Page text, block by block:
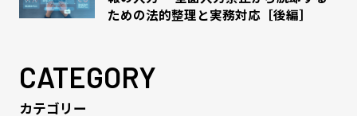
ための法的整理と実務対応［後編］
CATEGORY
カテゴリー